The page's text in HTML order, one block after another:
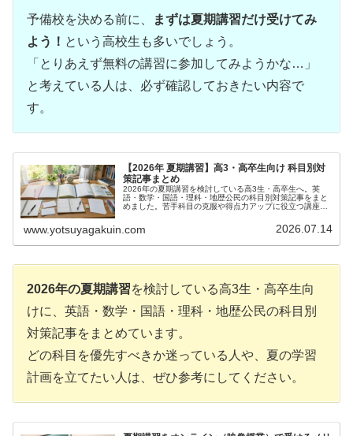
予備校を決める前に、
まずは夏期講習だけ受けてみ
よう！ という高校生も多いでしょう。
「とりあえず無料の講習に参加してみようかな…」
と考えている人は、必ず確認しておきたい内容で
す。
【2026年 夏期講習】高3・高卒生向け 科目別対
策記事まとめ
2026年の夏期講習を検討している高3生・高卒生へ。英
語・数学・国語・理科・地歴公民の科目別対策記事をまと
めました。苦手科目の克服や得点力アップに役立つ講座活
www.yotsuyagakuin.com 2026.07.14
2026年の夏期講習を検討している高3生・高卒生向
けに、英語・数学・国語・理科・地歴公民の科目別
対策記事をまとめています。
どの科目を優先すべきか迷っている人や、夏の学習
計画を立てたい人は、ぜひ参考にしてください。